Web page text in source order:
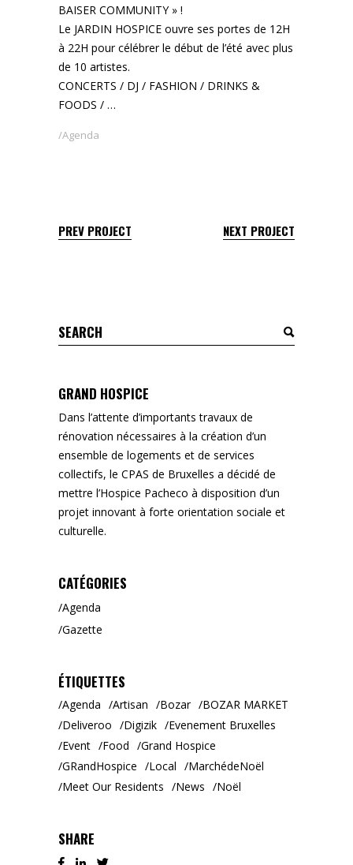
BAISER COMMUNITY » !
Le JARDIN HOSPICE ouvre ses portes de 12H
à 22H pour célébrer le début de l’été avec plus
de 10 artistes.
CONCERTS / DJ / FASHION / DRINKS &
FOODS / …
Agenda
PREV PROJECT NEXT PROJECT
Search
for:
GRAND HOSPICE
Dans l’attente d’importants travaux de
rénovation nécessaires à la création d’un
ensemble de logements et de services
collectifs, le CPAS de Bruxelles a décidé de
mettre l’Hospice Pacheco à disposition d’un
projet innovant à forte orientation sociale et
culturelle.
CATÉGORIES
Agenda
Gazette
ÉTIQUETTES
Agenda Artisan Bozar
BOZAR MARKET
Deliveroo
Digizik
Evenement Bruxelles
Event
Food
Grand Hospice
GRandHospice
Local
MarchédeNoël
Meet Our Residents
News Noël
SHARE